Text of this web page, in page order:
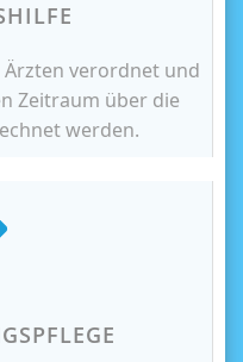
verordnet und
Zeitraum über die
werden.